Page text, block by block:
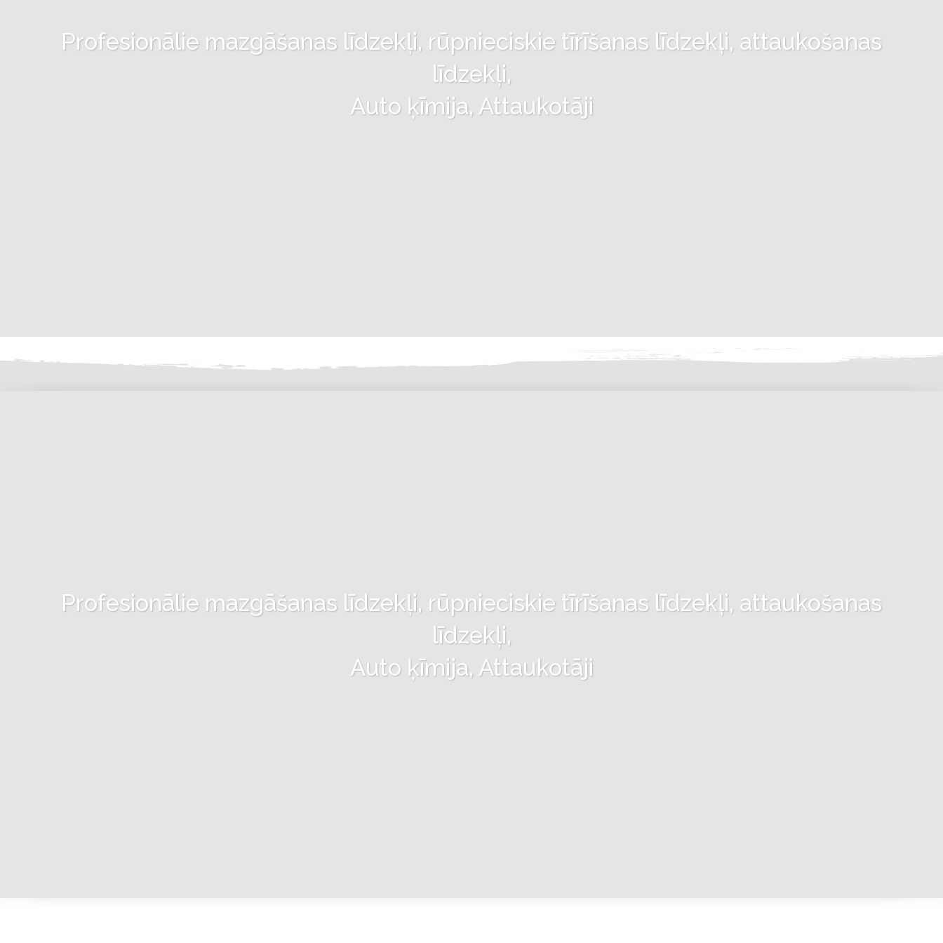
Profesionālie mazgāšanas līdzekļi, rūpnieciskie tīrīšanas līdzekļi, attaukošanas
līdzekļi,
Auto ķīmija, Attaukotāji
Profesionālie mazgāšanas līdzekļi, rūpnieciskie tīrīšanas līdzekļi, attaukošanas
līdzekļi,
Auto ķīmija, Attaukotāji